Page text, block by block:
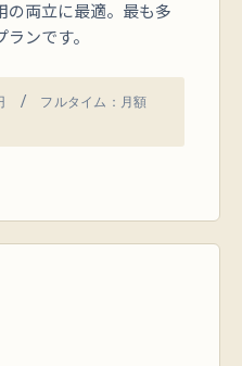
の両立に最適。最も多
ンです。
/ フルタイム：月額